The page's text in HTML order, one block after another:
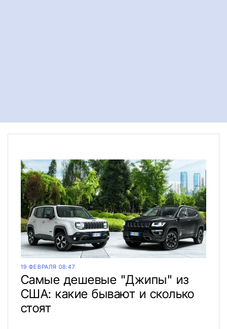
19 ФЕВРАЛЯ 08:47
Самые дешевые "Джипы" из
США: какие бывают и сколько
стоят